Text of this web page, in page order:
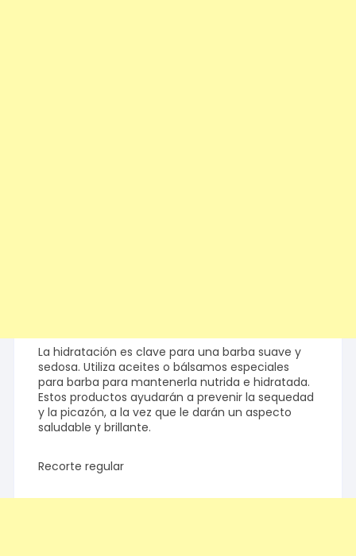
La hidratación es clave para una barba suave y
sedosa. Utiliza aceites o bálsamos especiales
para barba para mantenerla nutrida e hidratada.
Estos productos ayudarán a prevenir la sequedad
y la picazón, a la vez que le darán un aspecto
saludable y brillante.
Recorte regular